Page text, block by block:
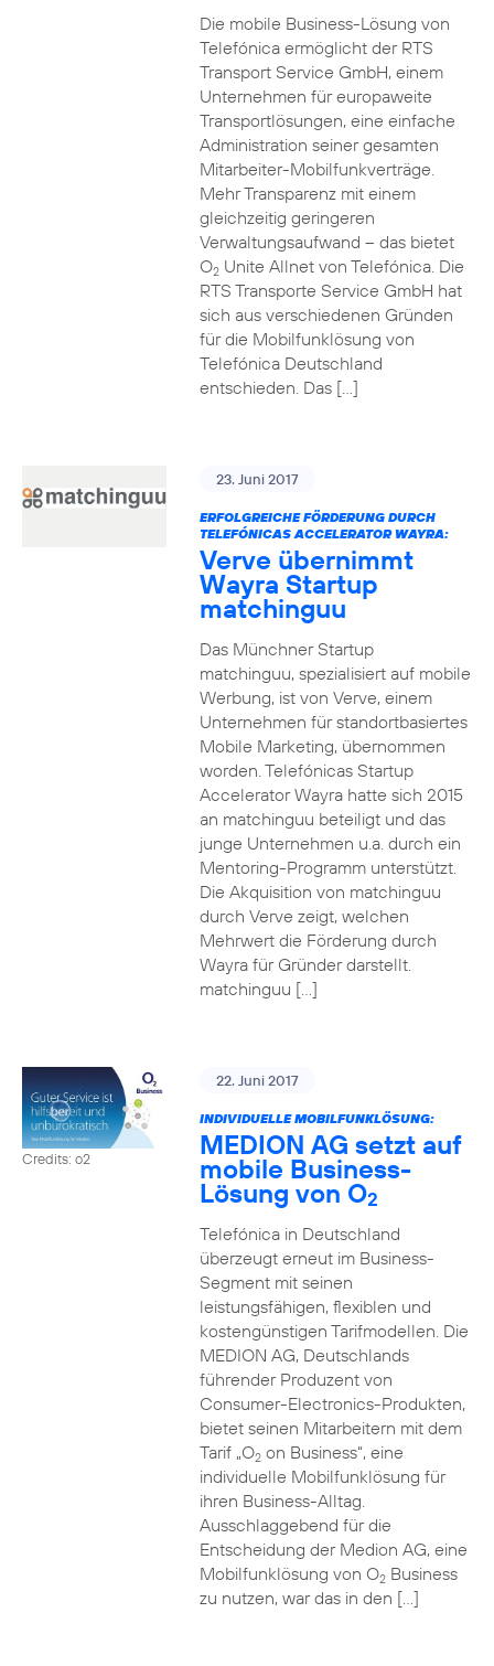
Die mobile Business-Lösung von
Telefónica ermöglicht der RTS
Transport Service GmbH, einem
Unternehmen für europaweite
Transportlösungen, eine einfache
Administration seiner gesamten
Mitarbeiter-Mobilfunkverträge.
Mehr Transparenz mit einem
gleichzeitig geringeren
Verwaltungsaufwand – das bietet
O2Unite Allnet von Telefónica. Die
RTS Transporte Service GmbH hat
sich aus verschiedenen Gründen
für die Mobilfunklösung von
Telefónica Deutschland
entschieden. Das […]
23. Juni 2017
ERFOLGREICHE FÖRDERUNG DURCH
TELEFÓNICAS ACCELERATOR WAYRA:
Verve übernimmt
Wayra Startup
matchinguu
Das Münchner Startup
matchinguu, spezialisiert auf mobile
Werbung, ist von Verve, einem
Unternehmen für standortbasiertes
Mobile Marketing, übernommen
worden. Telefónicas Startup
Accelerator Wayra hatte sich 2015
an matchinguu beteiligt und das
junge Unternehmen u.a. durch ein
Mentoring-Programm unterstützt.
Die Akquisition von matchinguu
durch Verve zeigt, welchen
Mehrwert die Förderung durch
Wayra für Gründer darstellt.
matchinguu […]
Credits: o2
22. Juni 2017
INDIVIDUELLE MOBILFUNKLÖSUNG:
MEDION AG setzt auf
mobile Business-
Lösung von O2
Telefónica in Deutschland
überzeugt erneut im Business-
Segment mit seinen
leistungsfähigen, flexiblen und
kostengünstigen Tarifmodellen. Die
MEDION AG, Deutschlands
führender Produzent von
Consumer-Electronics-Produkten,
bietet seinen Mitarbeitern mit dem
Tarif „O2on Business“, eine
individuelle Mobilfunklösung für
ihren Business-Alltag.
Ausschlaggebend für die
Entscheidung der Medion AG, eine
Mobilfunklösung von O2Business
zu nutzen, war das in den […]